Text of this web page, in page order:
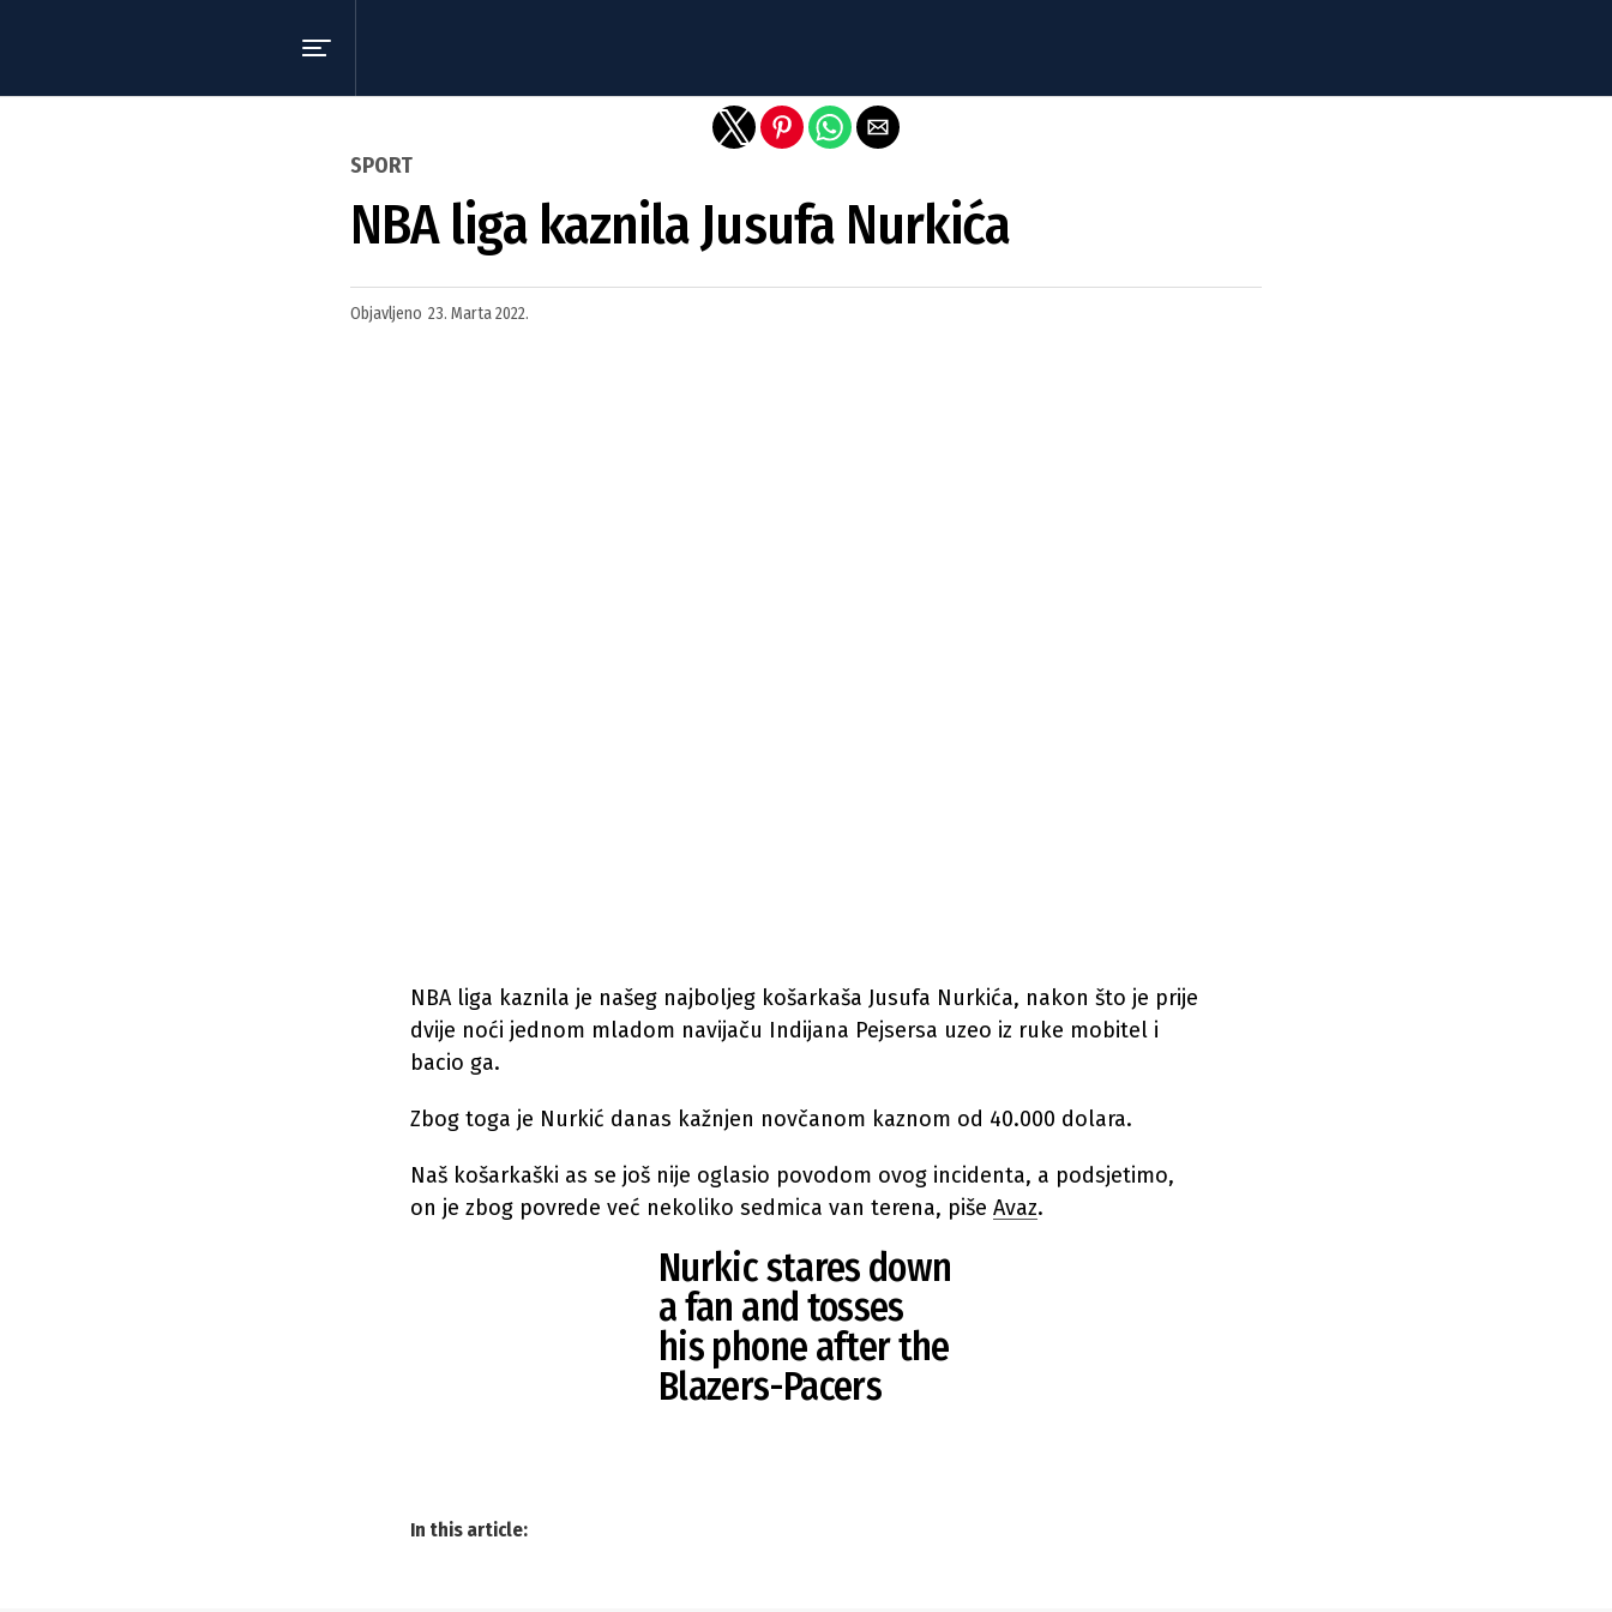
SPORT
NBA liga kaznila Jusufa Nurkića
Objavljeno 23. Marta 2022.
NBA liga kaznila je našeg najboljeg košarkaša Jusufa Nurkića, nakon što je prije
dvije noći jednom mladom navijaču Indijana Pejsersa uzeo iz ruke mobitel i
bacio ga.
Zbog toga je Nurkić danas kažnjen novčanom kaznom od 40.000 dolara.
Naš košarkaški as se još nije oglasio povodom ovog incidenta, a podsjetimo,
on je zbog povrede već nekoliko sedmica van terena, piše Avaz.
Nurkic stares down
a fan and tosses
his phone after the
Blazers-Pacers
In this article: